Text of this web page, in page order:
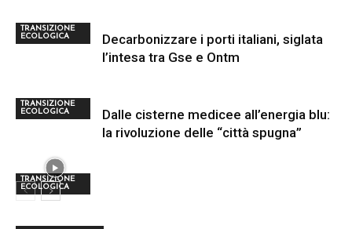
TRANSIZIONE
ECOLOGICA
TRANSIZIONE
ECOLOGICA
Decarbonizzare i porti italiani, siglata
l’intesa tra Gse e Ontm
TRANSIZIONE
ECOLOGICA
Dalle cisterne medicee all’energia blu:
la rivoluzione delle “città spugna”